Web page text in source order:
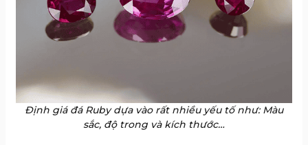
Định giá đá Ruby dựa vào rất nhiều yếu tố như: Màu
sắc, độ trong và kích thước…